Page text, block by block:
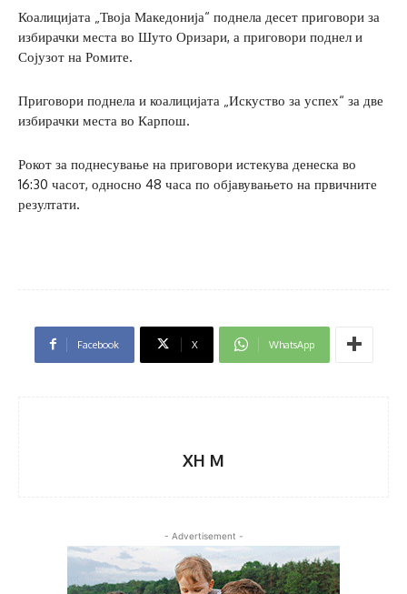
Коалицијата „Твоја Македонија“ поднела десет приговори за
избирачки места во Шуто Оризари, а приговори поднел и
Сојузот на Ромите.
Приговори поднела и коалицијата „Искуство за успех“ за две
избирачки места во Карпош.
Рокот за поднесување на приговори истекува денеска во
16:30 часот, односно 48 часа по објавувањето на првичните
резултати.
Facebook X WhatsApp
XH M
- Advertisement -